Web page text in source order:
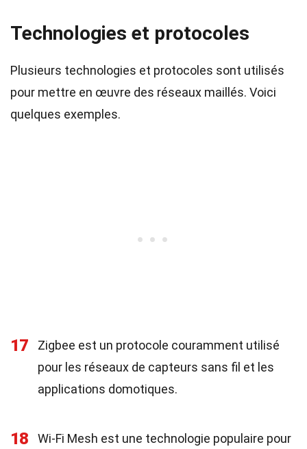
Technologies et protocoles
Plusieurs technologies et protocoles sont utilisés
pour mettre en œuvre des réseaux maillés. Voici
quelques exemples.
17
Zigbee est un protocole couramment utilisé
pour les réseaux de capteurs sans fil et les
applications domotiques.
18 Wi-Fi Mesh est une technologie populaire pour